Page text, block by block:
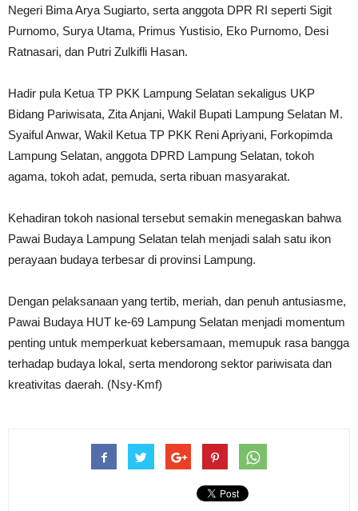
Negeri Bima Arya Sugiarto, serta anggota DPR RI seperti Sigit
Purnomo, Surya Utama, Primus Yustisio, Eko Purnomo, Desi
Ratnasari, dan Putri Zulkifli Hasan.
Hadir pula Ketua TP PKK Lampung Selatan sekaligus UKP
Bidang Pariwisata, Zita Anjani, Wakil Bupati Lampung Selatan M.
Syaiful Anwar, Wakil Ketua TP PKK Reni Apriyani, Forkopimda
Lampung Selatan, anggota DPRD Lampung Selatan, tokoh
agama, tokoh adat, pemuda, serta ribuan masyarakat.
Kehadiran tokoh nasional tersebut semakin menegaskan bahwa
Pawai Budaya Lampung Selatan telah menjadi salah satu ikon
perayaan budaya terbesar di provinsi Lampung.
Dengan pelaksanaan yang tertib, meriah, dan penuh antusiasme,
Pawai Budaya HUT ke-69 Lampung Selatan menjadi momentum
penting untuk memperkuat kebersamaan, memupuk rasa bangga
terhadap budaya lokal, serta mendorong sektor pariwisata dan
kreativitas daerah. (Nsy-Kmf)